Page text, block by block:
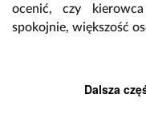
ocenić, czy
spokojnie, większość
Dalsza